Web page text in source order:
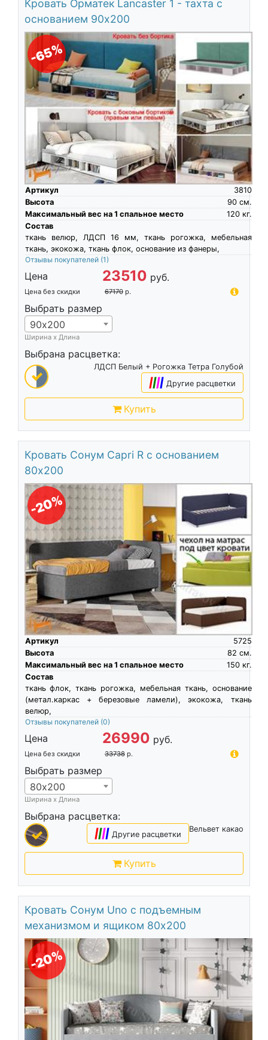
Кровать Орматек Lancaster 1 - тахта с
основанием 90х200
-65%
Артикул
3810
Высота
см.
90
Максимальный вес на 1 спальное место
кг.
120
Состав
ткань велюр, ЛДСП 16 мм, ткань рогожка, мебельная
ткань, экокожа, ткань флок, основание из фанеры,
Отзывы покупателей (1)
Цена 23510 руб.
Цена без скидки 67170 р.
Выбрать размер
90х200
Ширина х Длина
Выбрана расцветка:
ЛДСП Белый + Рогожка Тетра Голубой
|||| Другие расцветки
Купить
Кровать Сонум Capri R с основанием
80х200
-20%
Артикул
5725
Высота
см.
82
Максимальный вес на 1 спальное место
кг.
150
Состав
ткань флок, ткань рогожка, мебельная ткань, основание
(метал.каркас + березовые ламели), экокожа, ткань
велюр,
Отзывы покупателей (0)
Цена 26990 руб.
Цена без скидки 33738 р.
Выбрать размер
80х200
Ширина х Длина
Выбрана расцветка:
Вельвет какао
|||| Другие расцветки
Купить
Кровать Сонум Uno с подъемным
механизмом и ящиком 80х200
-20%